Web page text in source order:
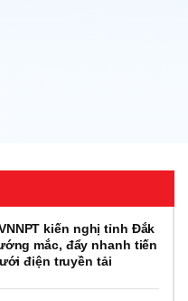
kiến nghị tỉnh Đắk
mắc, đẩy nhanh tiến
điện truyền tải